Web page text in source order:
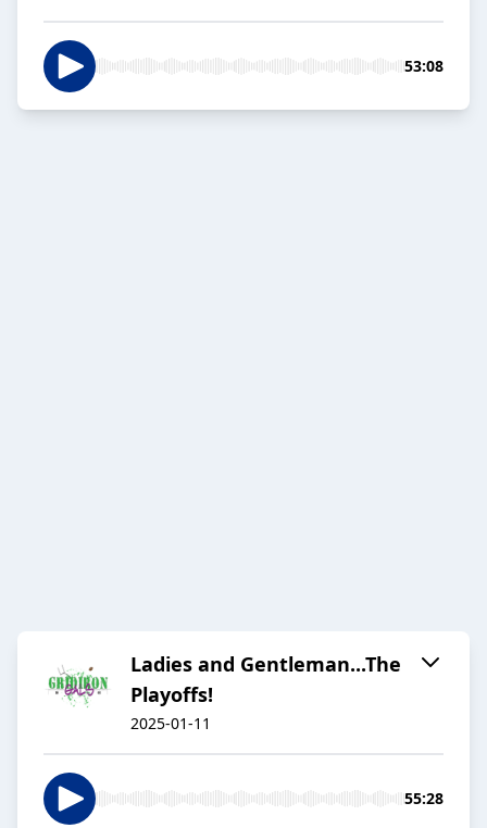
53:08
Ladies and Gentleman...The
Playoffs!
2025-01-11
55:28